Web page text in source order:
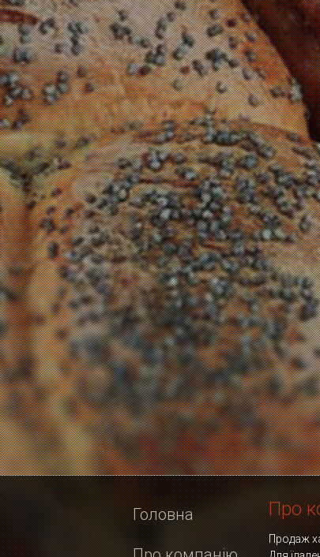
Головна Про
Продаж